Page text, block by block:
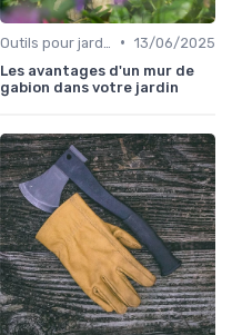
• 13/06/2025
Les avantages d'un mur de
gabion dans votre jardin